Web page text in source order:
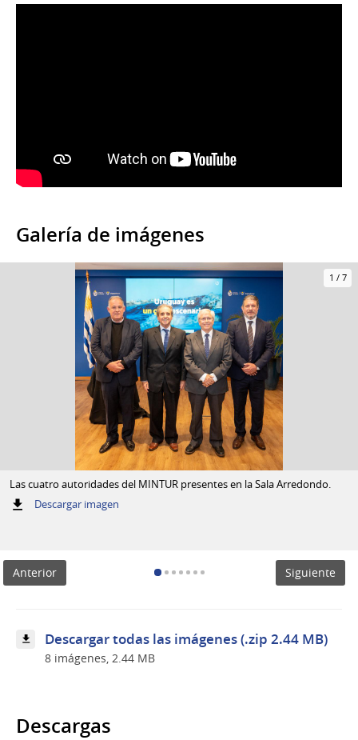
Galería de imágenes
1 / 7
Las cuatro autoridades del MINTUR presentes en la Sala Arredondo.
Descargar imagen:
MINTUR
Sala
Arredondo.
Anterior Siguiente
Descargar todas las imágenes (.zip 2.44 MB)
8 imágenes, 2.44 MB
Descargas